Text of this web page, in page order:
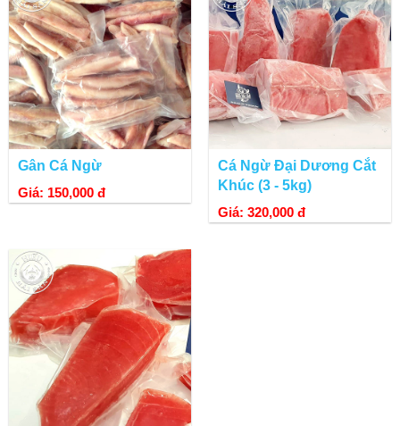
Gân Cá Ngừ
Giá: 150,000 đ
Cá Ngừ Đại Dương Cắt
Khúc (3 - 5kg)
Giá: 320,000 đ